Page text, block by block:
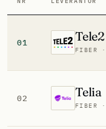
01 Tele2
FIBER
02 Telia
FIBER